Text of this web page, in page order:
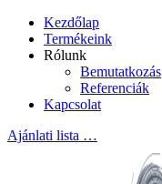
Kezdőlap
Termékeink
Rólunk
Bemutatkozás
Referenciák
Kapcsolat
Ajánlati lista …